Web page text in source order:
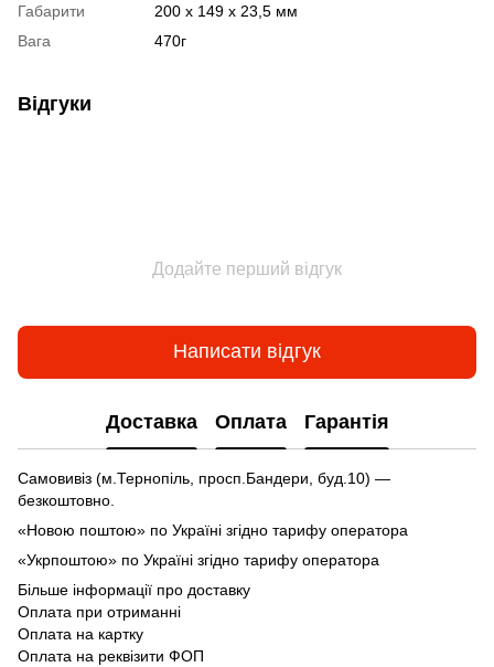
Габарити
200 х 149 х 23,5 мм
Вага
470г
Відгуки
Додайте перший відгук
Написати відгук
Доставка Оплата Гарантія
Самовивіз (м.Тернопіль, просп.Бандери, буд.10) —
безкоштовно.
«Новою поштою» по Україні згідно тарифу оператора
«Укрпоштою» по Україні згідно тарифу оператора
Більше інформації про доставку
Оплата при отриманні
Оплата на картку
Оплата на реквізити ФОП